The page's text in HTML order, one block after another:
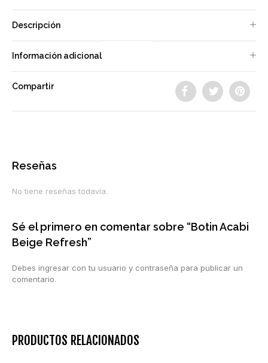
Descripción
Información adicional
Compartir
Reseñas
No tiene reseñas todavía.
Sé el primero en comentar sobre “Botin Acabi
Beige Refresh”
Debes ingresar con tu usuario y contraseña para publicar un
comentario.
PRODUCTOS RELACIONADOS